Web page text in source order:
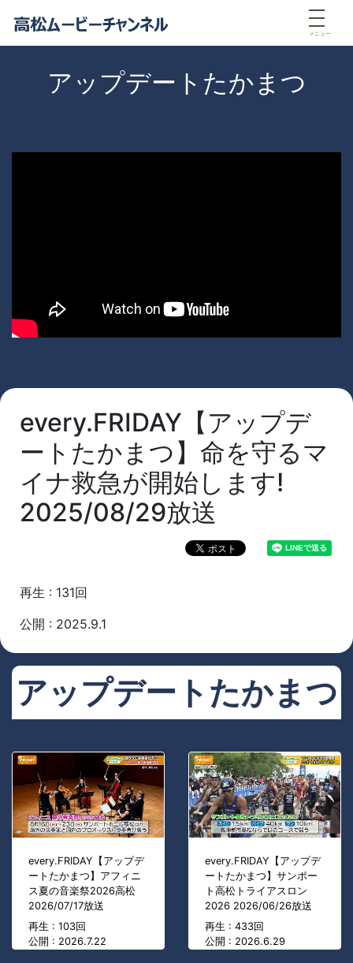
メニュー
アップデートたかまつ
every.FRIDAY【アップデ
ートたかまつ】命を守るマ
イナ救急が開始します!
2025/08/29放送
再生 : 131回
公開 : 2025.9.1
アップデートたかまつ
every.FRIDAY【アップデ
ートたかまつ】アフィニ
ス夏の音楽祭2026高松
2026/07/17放送
再生 : 103回
公開 : 2026.7.22
every.FRIDAY【アップデ
ートたかまつ】サンポー
ト高松トライアスロン
2026 2026/06/26放送
再生 : 433回
公開 : 2026.6.29